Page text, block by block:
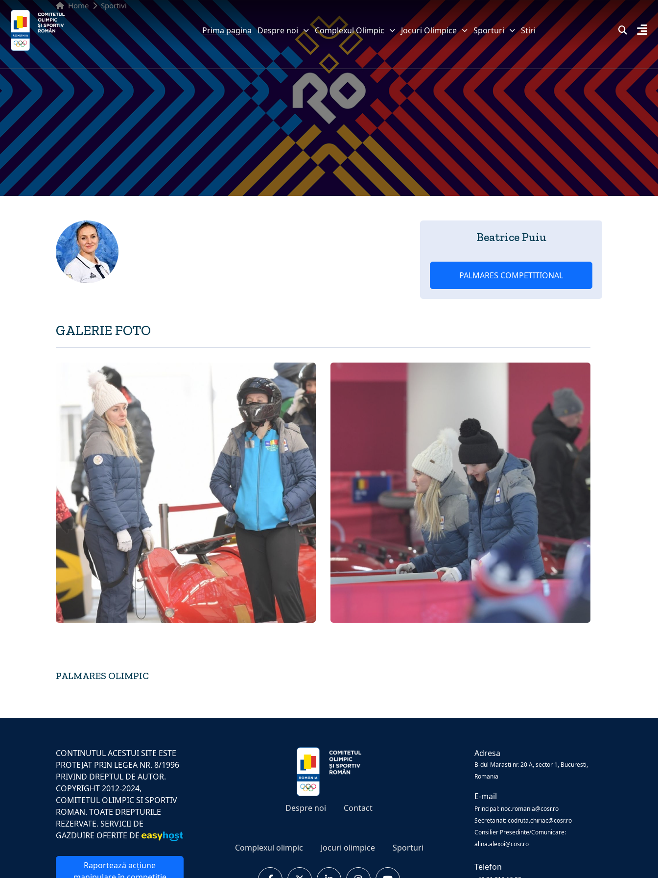
Prima pagina Despre noi Complexul Olimpic Jocuri Olimpice Sporturi Stiri
Home Sportivi
Beatrice Puiu
PALMARES COMPETITIONAL
GALERIE FOTO
PALMARES OLIMPIC
CONTINUTUL ACESTUI SITE ESTE
PROTEJAT PRIN LEGEA NR. 8/1996
PRIVIND DREPTUL DE AUTOR.
COPYRIGHT 2012-2024,
COMITETUL OLIMPIC SI SPORTIV
ROMAN. TOATE DREPTURILE
REZERVATE. SERVICII DE
GAZDUIRE OFERITE DE
Raportează acțiune
Despre noi Contact
Complexul olimpic Jocuri olimpice Sporturi
Adresa
B-dul Marasti nr. 20 A, sector 1, Bucuresti,
Romania
E-mail
Principal: noc.romania@cosr.ro
Secretariat: codruta.chiriac@cosr.ro
Consilier Presedinte/Comunicare:
alina.alexoi@cosr.ro
Telefon